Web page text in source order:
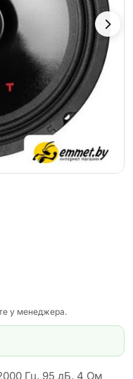
у менеджера.
Гц, 95 дБ, 4 Ом